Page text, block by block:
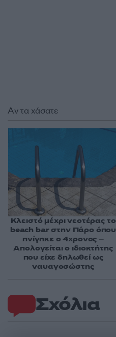
Σχόλια
Αν τα χάσατε
Κλειστό μέχρι νεοτέρας το
beach bar στην Πάρο όπου
πνίγηκε ο 4χρονος –
Απολογείται ο ιδιοκτήτης
που είχε δηλωθεί ως
ναυαγοσώστης